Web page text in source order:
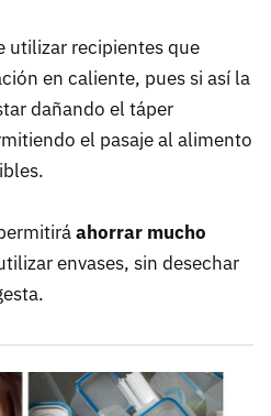
utilizar recipientes que
en caliente, pues si así la
dañando el táper
el pasaje al alimento
ahorrar mucho
envases, sin desechar